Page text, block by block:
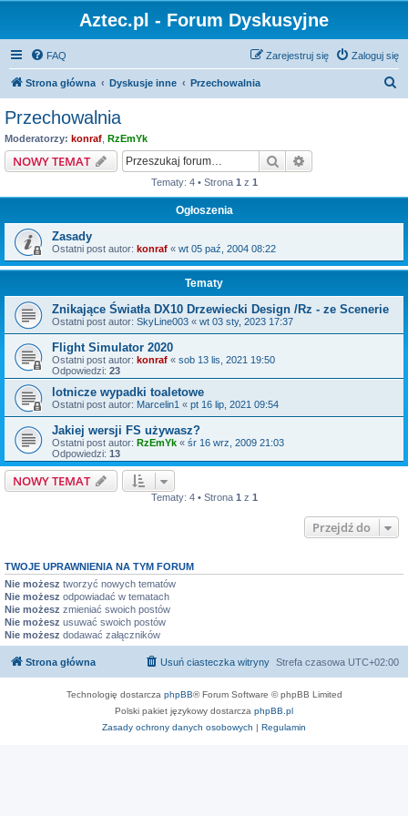
Aztec.pl - Forum Dyskusyjne
FAQ Zaloguj się
Zarejestruj się
Strona główna Dyskusje inne Przechowalnia
Przechowalnia
Moderatorzy: konraf RzEmYk
NOWY TEMAT Szukaj
Tematy: 4 • Strona 1 z 1
Ogłoszenia
Zasady
Ostatni post autor: konraf « wt 05 paź, 2004 08:22
Tematy
Znikające Światła DX10 Drzewiecki Design /Rz - ze Scenerie
Ostatni post autor: SkyLine003 « wt 03 sty, 2023 17:37
Flight Simulator 2020
Ostatni post autor: konraf « sob 13 lis, 2021 19:50
Odpowiedzi: 23
lotnicze wypadki toaletowe
Ostatni post autor: Marcelin1 « pt 16 lip, 2021 09:54
Jakiej wersji FS używasz?
Ostatni post autor: RzEmYk « śr 16 wrz, 2009 21:03
Odpowiedzi: 13
NOWY TEMAT
Tematy: 4 • Strona 1 z 1
Przejdź do
TWOJE UPRAWNIENIA NA TYM FORUM
Nie możesz tworzyć nowych tematów
Nie możesz odpowiadać w tematach
Nie możesz zmieniać swoich postów
Nie możesz usuwać swoich postów
Nie możesz dodawać załączników
Strona główna Strefa czasowa UTC+02:00
Usuń ciasteczka witryny
Technologię dostarcza phpBB® Forum Software © phpBB Limited
Polski pakiet językowy dostarcza phpBB.pl
Zasady ochrony danych osobowych | Regulamin